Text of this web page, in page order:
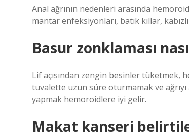
Anal ağrının nedenleri arasında
mantar enfeksiyonları, batık kıllar,
Basur zonklaması
Lif açısından zengin besinler tüketmek,
tuvalette uzun süre oturmamak ve
yapmak hemoroidlere iyi gelir.
Makat kanseri